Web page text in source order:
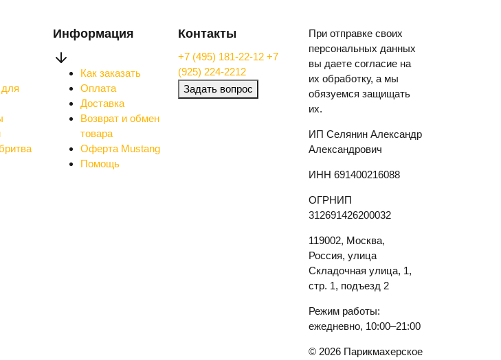
Информация
Как заказать
Оплата
Доставка
Возврат и обмен
товара
Оферта Mustang
Помощь
Контакты
+7 (495) 181-22-12 +7
(925) 224-2212
Задать вопрос
При отправке своих
персональных данных
вы даете согласие на
их обработку, а мы
обязуемся защищать
их.
ИП Селянин Александр
Александрович
ИНН 691400216088
ОГРНИП
312691426200032
119002, Москва,
Россия, улица
Складочная улица, 1,
стр. 1, подъезд 2
Режим работы:
ежедневно, 10:00–21:00
© 2026 Парикмахерское